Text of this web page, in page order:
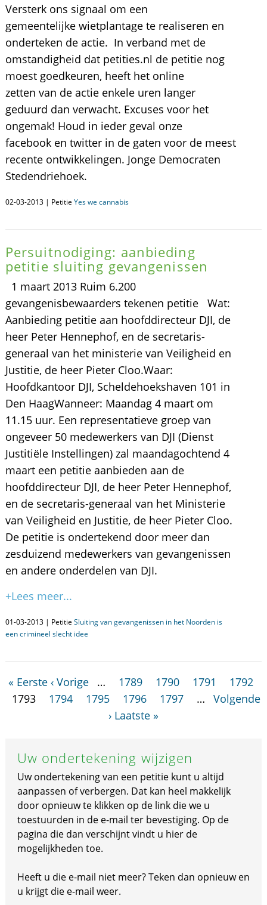
Versterk ons signaal om een
gemeentelijke wietplantage te realiseren en
onderteken de actie. In verband met de
omstandigheid dat petities.nl de petitie nog
moest goedkeuren, heeft het online
zetten van de actie enkele uren langer
geduurd dan verwacht. Excuses voor het
ongemak! Houd in ieder geval onze
facebook en twitter in de gaten voor de meest
recente ontwikkelingen. Jonge Democraten
Stedendriehoek.
02-03-2013 | Petitie Yes we cannabis
Persuitnodiging: aanbieding
petitie sluiting gevangenissen
1 maart 2013 Ruim 6.200
gevangenisbewaarders tekenen petitie Wat:
Aanbieding petitie aan hoofddirecteur DJI, de
heer Peter Hennephof, en de secretaris-
generaal van het ministerie van Veiligheid en
Justitie, de heer Pieter Cloo.Waar:
Hoofdkantoor DJI, Scheldehoekshaven 101 in
Den HaagWanneer: Maandag 4 maart om
11.15 uur. Een representatieve groep van
ongeveer 50 medewerkers van DJI (Dienst
Justitiële Instellingen) zal maandagochtend 4
maart een petitie aanbieden aan de
hoofddirecteur DJI, de heer Peter Hennephof,
en de secretaris-generaal van het Ministerie
van Veiligheid en Justitie, de heer Pieter Cloo.
De petitie is ondertekend door meer dan
zesduizend medewerkers van gevangenissen
en andere onderdelen van DJI.
+Lees meer...
01-03-2013 | Petitie Sluiting van gevangenissen in het Noorden is
een crimineel slecht idee
« Eerste ‹ Vorige … 1789 1790 1791
1792
1793
1794 1795 1796 1797 …
Volgende
› Laatste »
Uw ondertekening wijzigen
Uw ondertekening van een petitie kunt u altijd
aanpassen of verbergen. Dat kan heel makkelijk
door opnieuw te klikken op de link die we u
toestuurden in de e-mail ter bevestiging. Op de
pagina die dan verschijnt vindt u hier de
mogelijkheden toe.
Heeft u die e-mail niet meer? Teken dan opnieuw en
u krijgt die e-mail weer.